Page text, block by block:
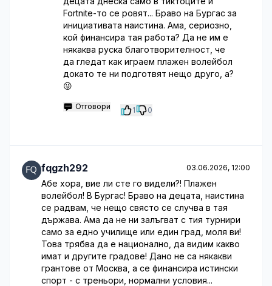
Fortnite-то се ровят... Браво на Бургас за
инициативата наистина. Ама, сериозно,
кой финансира тая работа? Да не им е
някаква руска благотворителност, че
да гледат как играем плажен волейбол
докато те ни подготвят нещо друго, а?
😜
Отговори 1 0
fqgzh292 03.06.2026, 12:00
Абе хора, вие ли сте го видели?! Плажен
волейбол! В Бургас! Браво на децата, наистина
се радвам, че нещо свясто се случва в тая
държава. Ама да не ни залъгват с тия турнири
само за едно училище или един град, моля ви!
Това трябва да е национално, да видим какво
имат и другите градове! Дано не са някакви
грантове от Москва, а се финансира истински
спорт - с треньори, нормални условия...